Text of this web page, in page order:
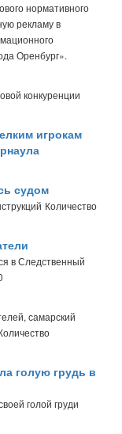
нормативного
рекламу в
Оренбург».
конкуренции
игрокам
судом
Количество
в Следственный
самарский
голую грудь в
голой груди